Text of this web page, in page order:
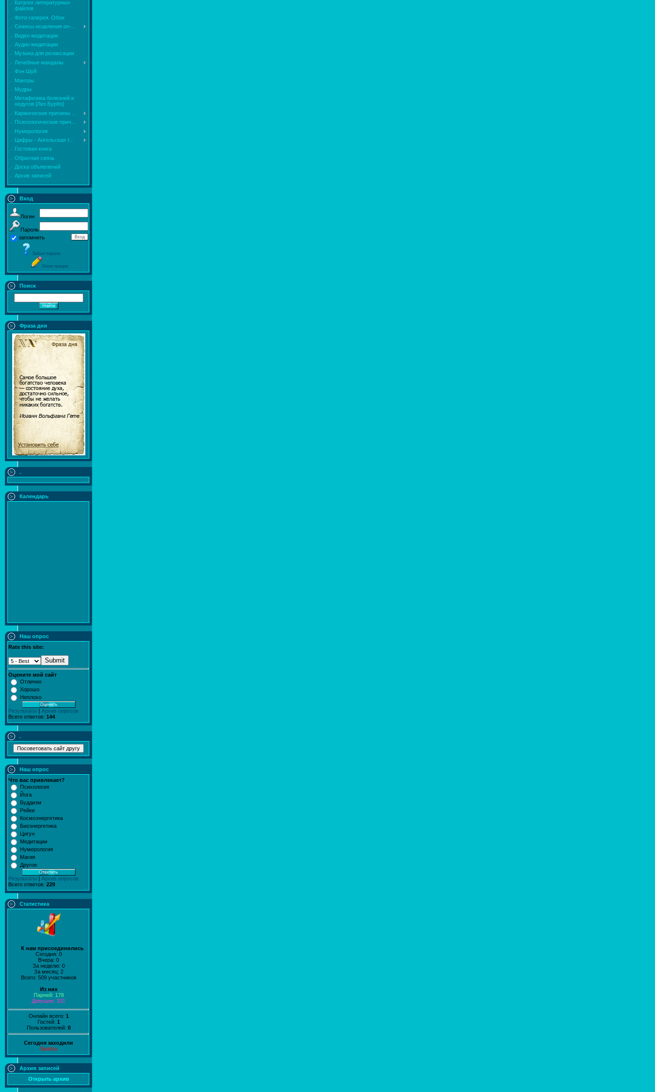
Каталог литературных
файлов
Фото-галерея. Обои
Сеансы исцеления on-...
Видео медитации
Аудио медитации
Музыка для релаксации
Лечебные мандалы
Фэн Шуй
Мантры
Мудры
Mетафизика болезней и
недугов [Лиз Бурбо]
Кармические причины ...
Психологические прич...
Нумерология
Цифры - Ангельская т...
Гостевая книга
Обратная связь
Доска объявлений
Архив записей
Вход
Логин
Пароль
запомнить
Забыл пароль
Регистрация
Поиск
Фраза дня
.
Календарь
Наш опрос
Rate this site:
Submit
Оцените мой сайт
Отлично
Хорошо
Неплохо
Результаты
Архив опросов
Всего ответов: 144
.
Наш опрос
Что вас привлекает?
Психология
Йога
Буддизм
Рейки
Космоэнергетика
Биоэнергетика
Цигун
Медитации
Нумерология
Магия
Другое
Результаты | Архив опросов
Всего ответов: 229
Статистика
К нам присоединились
Сегодня: 0
Вчера: 0
За неделю: 0
За месяц: 2
Всего: 509 участников
Из них
Парней: 178
Девушек: 331
Онлайн всего: 1
Гостей: 1
Пользователей: 0
Сегодня заходили
Sandra
Архив записей
Открыть архив